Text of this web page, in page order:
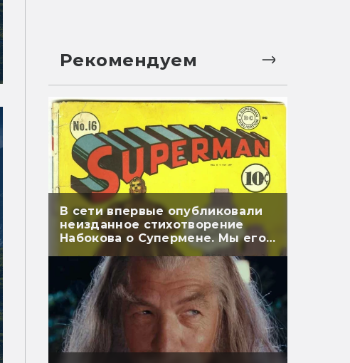
Рекомендуем
В сети впервые опубликовали
неизданное стихотворение
Набокова о Супермене. Мы его
перевели